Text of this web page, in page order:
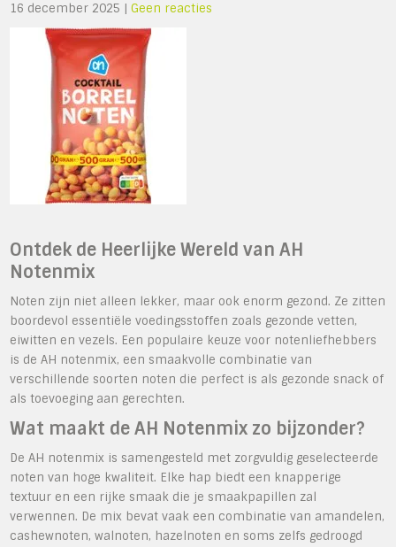
16 december 2025 |Geen reacties
Ontdek de Heerlijke Wereld van AH
Notenmix
Noten zijn niet alleen lekker, maar ook enorm gezond. Ze zitten
boordevol essentiële voedingsstoffen zoals gezonde vetten,
eiwitten en vezels. Een populaire keuze voor notenliefhebbers
is de AH notenmix, een smaakvolle combinatie van
verschillende soorten noten die perfect is als gezonde snack of
als toevoeging aan gerechten.
Wat maakt de AH Notenmix zo bijzonder?
De AH notenmix is samengesteld met zorgvuldig geselecteerde
noten van hoge kwaliteit. Elke hap biedt een knapperige
textuur en een rijke smaak die je smaakpapillen zal
verwennen. De mix bevat vaak een combinatie van amandelen,
cashewnoten, walnoten, hazelnoten en soms zelfs gedroogd